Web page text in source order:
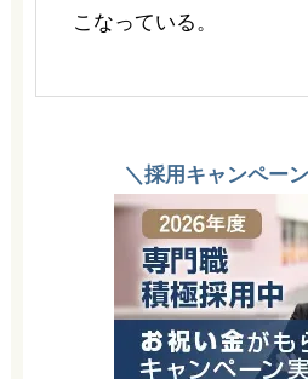
こなっている。
＼採用キャンペー